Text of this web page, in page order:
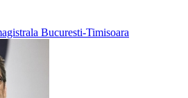
Bucuresti-Timisoara